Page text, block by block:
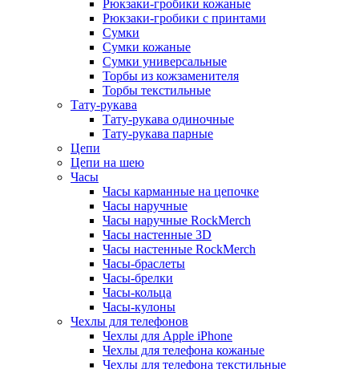
Рюкзаки-гробики кожаные
Рюкзаки-гробики с принтами
Сумки
Сумки кожаные
Сумки универсальные
Торбы из кожзаменителя
Торбы текстильные
Тату-рукава
Тату-рукава одиночные
Тату-рукава парные
Цепи
Цепи на шею
Часы
Часы карманные на цепочке
Часы наручные
Часы наручные RockMerch
Часы настенные 3D
Часы настенные RockMerch
Часы-браслеты
Часы-брелки
Часы-кольца
Часы-кулоны
Чехлы для телефонов
Чехлы для Apple iPhone
Чехлы для телефона кожаные
Чехлы для телефона текстильные